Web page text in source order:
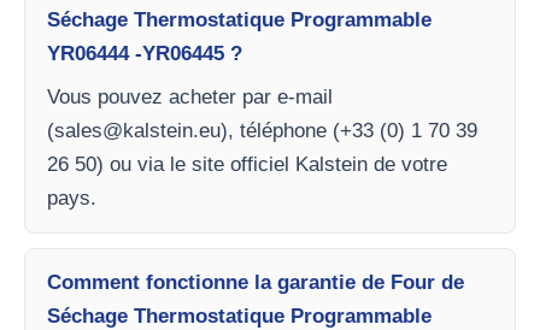
Séchage Thermostatique Programmable
YR06444 -YR06445 ?
Vous pouvez acheter par e-mail
(sales@kalstein.eu), téléphone (+33 (0) 1 70 39
26 50) ou via le site officiel Kalstein de votre
pays.
Comment fonctionne la garantie de Four de
Séchage Thermostatique Programmable